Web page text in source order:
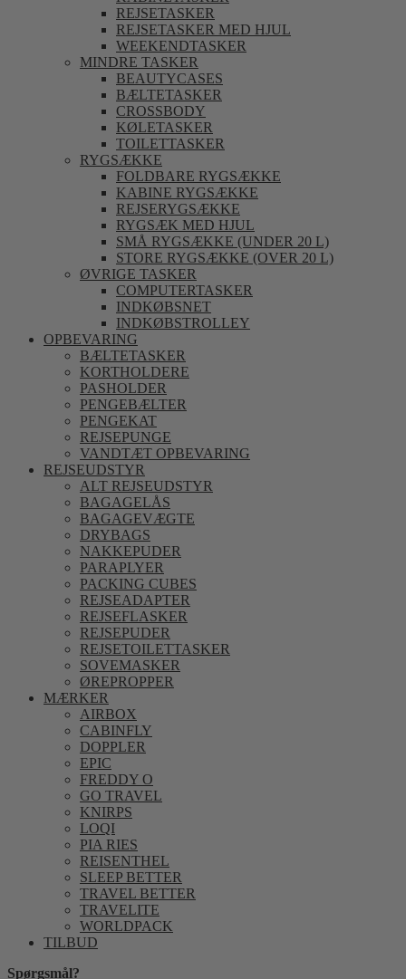
REJSETASKER
REJSETASKER MED HJUL
WEEKENDTASKER
MINDRE TASKER
BEAUTYCASES
BÆLTETASKER
CROSSBODY
KØLETASKER
TOILETTASKER
RYGSÆKKE
FOLDBARE RYGSÆKKE
KABINE RYGSÆKKE
REJSERYGSÆKKE
RYGSÆK MED HJUL
SMÅ RYGSÆKKE (UNDER 20 L)
STORE RYGSÆKKE (OVER 20 L)
ØVRIGE TASKER
COMPUTERTASKER
INDKØBSNET
INDKØBSTROLLEY
OPBEVARING
BÆLTETASKER
KORTHOLDERE
PASHOLDER
PENGEBÆLTER
PENGEKAT
REJSEPUNGE
VANDTÆT OPBEVARING
REJSEUDSTYR
ALT REJSEUDSTYR
BAGAGELÅS
BAGAGEVÆGTE
DRYBAGS
NAKKEPUDER
PARAPLYER
PACKING CUBES
REJSEADAPTER
REJSEFLASKER
REJSEPUDER
REJSETOILETTASKER
SOVEMASKER
ØREPROPPER
MÆRKER
AIRBOX
CABINFLY
DOPPLER
EPIC
FREDDY O
GO TRAVEL
KNIRPS
LOQI
PIA RIES
REISENTHEL
SLEEP BETTER
TRAVEL BETTER
TRAVELITE
WORLDPACK
TILBUD
Spørgsmål?